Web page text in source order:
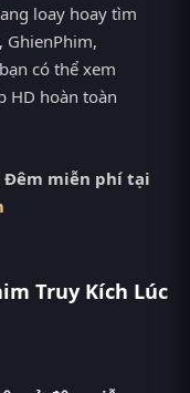
loay hoay tìm
có thể xem
HD hoàn toàn
Đêm miễn phí tại
Truy Kích Lúc